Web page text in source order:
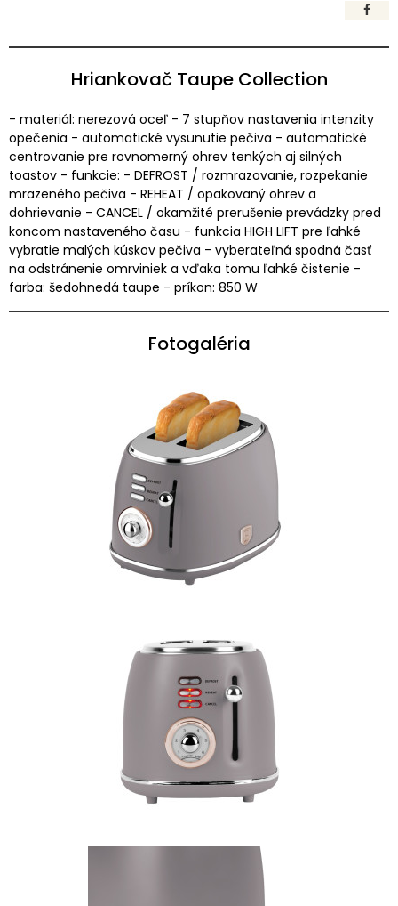
Hriankovač Taupe Collection
- materiál: nerezová oceľ - 7 stupňov nastavenia intenzity
opečenia - automatické vysunutie pečiva - automatické
centrovanie pre rovnomerný ohrev tenkých aj silných
toastov - funkcie: - DEFROST / rozmrazovanie, rozpekanie
mrazeného pečiva - REHEAT / opakovaný ohrev a
dohrievanie - CANCEL / okamžité prerušenie prevádzky pred
koncom nastaveného času - funkcia HIGH LIFT pre ľahké
vybratie malých kúskov pečiva - vyberateľná spodná časť
na odstránenie omrviniek a vďaka tomu ľahké čistenie -
farba: šedohnedá taupe - príkon: 850 W
Fotogaléria